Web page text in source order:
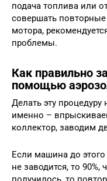
подача топлива или
совершать
мотора,
проблемы.
Как правильно
помощью
Делать эту
именно –
коллектор, заводим
Если машина до этого
не заводится, то 90%,